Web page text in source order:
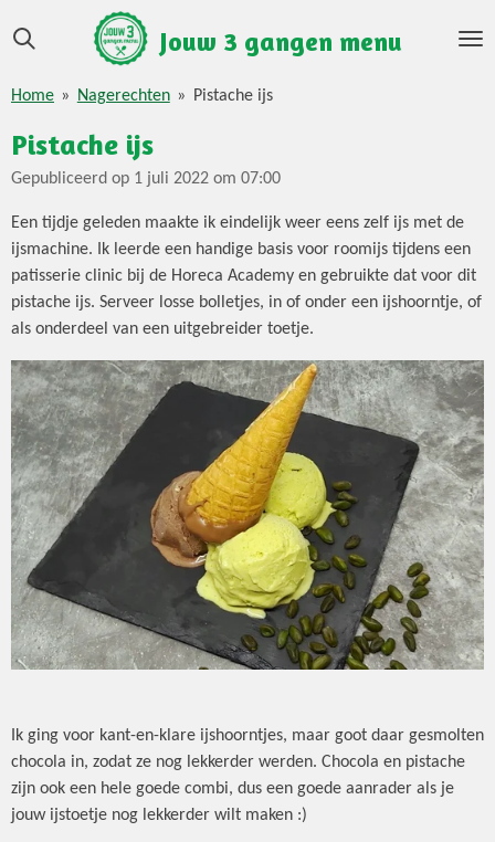
direct
de
Jouw 3 gangen menu
Home » Nagerechten » Pistache ijs
Pistache ijs
Gepubliceerd op 1 juli 2022 om 07:00
Een tijdje geleden maakte ik eindelijk weer eens zelf ijs met de
ijsmachine. Ik leerde een handige basis voor roomijs tijdens een
patisserie clinic bij de Horeca Academy en gebruikte dat voor dit
pistache ijs. Serveer losse bolletjes, in of onder een ijshoorntje, of
als onderdeel van een uitgebreider toetje.
Ik ging voor kant-en-klare ijshoorntjes, maar goot daar gesmolten
chocola in, zodat ze nog lekkerder werden. Chocola en pistache
zijn ook een hele goede combi, dus een goede aanrader als je
jouw ijstoetje nog lekkerder wilt maken :)